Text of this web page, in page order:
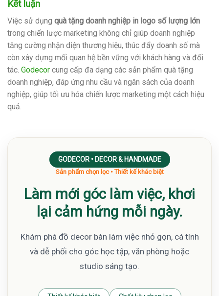
Kết luận
Việc sử dụng quà tặng doanh nghiệp in logo số lượng lớn
trong chiến lược marketing không chỉ giúp doanh nghiệp
tăng cường nhận diện thương hiệu, thúc đẩy doanh số mà
còn xây dựng mối quan hệ bền vững với khách hàng và đối
tác. Godecor cung cấp đa dạng các sản phẩm quà tặng
doanh nghiệp, đáp ứng nhu cầu và ngân sách của doanh
nghiệp, giúp tối ưu hóa chiến lược marketing một cách hiệu
quả.
GODECOR • DECOR & HANDMADE
Sản phẩm chọn lọc • Thiết kế khác biệt
Làm mới góc làm việc, khơi
lại cảm hứng mỗi ngày.
Khám phá đồ decor bàn làm việc nhỏ gọn, cá tính
và dễ phối cho góc học tập, văn phòng hoặc
studio sáng tạo.